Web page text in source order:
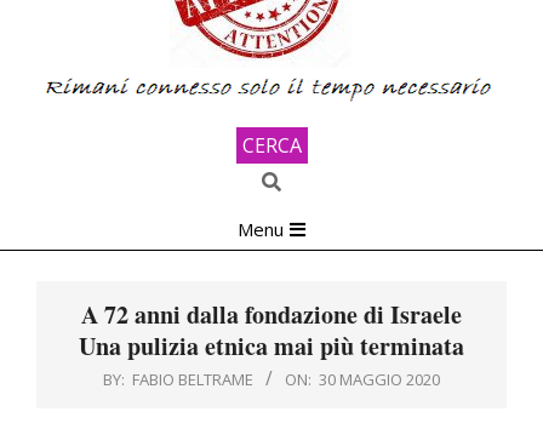
CERCA
Search
Navigation
Menu
A 72 anni dalla fondazione di Israele
Una pulizia etnica mai più terminata
BY: FABIO BELTRAME ON: 30 MAGGIO 2020